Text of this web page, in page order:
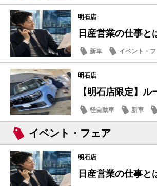
新車
キックス
明石店
日産営業の仕事と
新車 イベント・
明石店
【明石店限定】
軽自動車 新車
イベント・フェア
明石店
日産営業の仕事と